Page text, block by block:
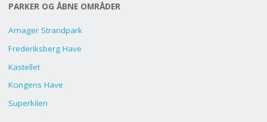
PARKER OG ÅBNE OMRÅDER
Amager Strandpark
Frederiksberg Have
Kastellet
Kongens Have
Superkilen